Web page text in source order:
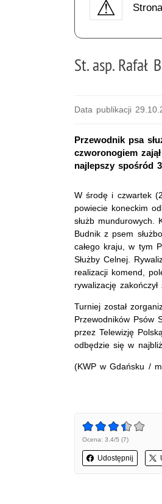
St. asp.
Data publikacji
Przewodnik psa
czworonogiem
najlepszy spośród
W środę i czwartek
powiecie koneckim
służb mundurowych.
Budnik z psem
całego kraju, w tym
Służby Celnej.
realizacji komend,
rywalizację
Turniej został
Przewodników Psów
przez Telewizję
odbędzie się w
(KWP w Gdańsku /
Ocena: 3.4/5 (7)
Udostępnij